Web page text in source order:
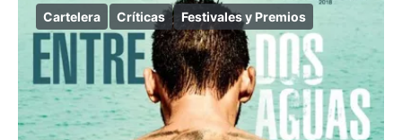
Cartelera Críticas Festivales y Premios